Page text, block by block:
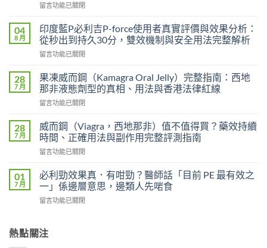
在
度
艾
力
達
效
片
（Levifil
Super
效
果
持
多
久？〉
中
留言功能已關閉
04
8 月
印度藍P必利吉P-force使用者真實評價與效果分析：
從秒出到持久30分，雙效機制與安全用法完整解析
在
度
藍
P
必
吉
P-
force
使
者
真
評
效
留言功能已關閉
28
7 月
果凍威而鋼（Kamagra Oral Jelly）完整指南：西地
那非液態劑型的真相、用法與香港法律紅線
在
凍
威
而
鋼
Oral
Jelly）
整
西
留言功能已關閉
28
7 月
威而鋼（Viagra，西地那非）值不值得買？藥效持續
時間、正確用法與副作用完整評測指南
在
而
鋼
（Viagra，
西
非）
留言功能已關閉
01
7 月
必利勁效果真．有咁勁？醫師話「目前 PE 最有效之
一」係邊層意思，邊類人先啱食
在
勁
效
留言功能已關閉
熱點關注